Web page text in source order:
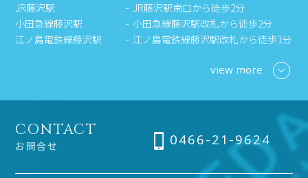
JR藤沢駅
JR藤沢駅南口から徒歩2分
小田急線藤沢駅
小田急線藤沢駅改札から徒歩2分
江ノ島電鉄線藤沢駅
江ノ島電鉄線藤沢駅改札から徒歩1分
view more
CONTACT
お問合せ 0466-21-9624